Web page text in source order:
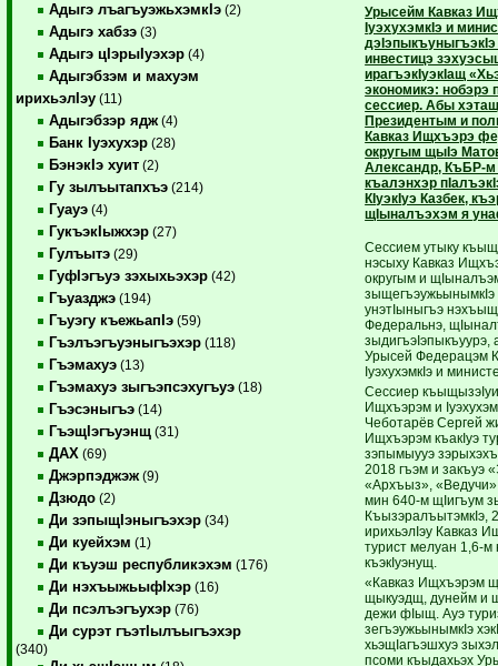
Адыгэ лъагъуэжьхэмкIэ (2)
Адыгэ хабзэ (3)
Адыгэ цIэрыIуэхэр (4)
Адыгэбзэм и махуэм
ирихьэлIэу (11)
Адыгэбзэр ядж (4)
Банк Iуэхухэр (28)
БэнэкIэ хуит (2)
Гу зылъытапхъэ (214)
Гуауэ (4)
ГукъэкIыжхэр (27)
Гулъытэ (29)
ГуфIэгъуэ зэхыхьэхэр (42)
Гъуазджэ (194)
Гъуэгу къежьапIэ (59)
Гъэлъэгъуэныгъэхэр (118)
Гъэмахуэ (13)
Гъэмахуэ зыгъэпсэхугъуэ (18)
Гъэсэныгъэ (14)
ГъэщIэгъуэнщ (31)
ДАХ (69)
Джэрпэджэж (9)
Дзюдо (2)
Ди зэпыщIэныгъэхэр (34)
Ди куейхэм (1)
Ди къуэш республикэхэм (176)
Ди нэхъыжьыфIхэр (16)
Ди псэлъэгъухэр (76)
Ди сурэт гъэтIылъыгъэхэр
(340)
Урысейм Кавказ
IуэхухэмкIэ и
инвестицэ
ирагъэкIуэкIащ
экономикэ: нобэрэ
сессиер. Абы
Президентым и
Кавказ Ищхъэрэ
округым щыIэ
Александр, КъБР-м
къалэнхэр
КIуэкIуэ Казбек,
щIыналъэхэм я
Сессием утыку
нэсыху Кавказ
округым и
зыщегъэужьынымкIэ
унэтIыныгъэ
Федеральнэ,
зыдигъэIэпыкъуурэ,
Урысей Федерацэм
IуэхухэмкIэ и
Сессиер
Ищхъэрэм и
Чеботарёв Сергей
Ищхъэрэм къакIуэ
зэпымыууэ
2018 гъэм и закъуэ
«Архъыз», «Ведучи»
мин 640-м щIигъум
КъызэралъытэмкIэ,
ирихьэлIэу Кавказ
турист мелуан 1,6-м
къэкIуэнущ.
«Кавказ Ищхъэрэм
щыкуэдщ, дунейм и
дежи фIыщ. Ауэ
зегъэужьынымкIэ
хьэщIагъэшхуэ
псоми къыдахьэх